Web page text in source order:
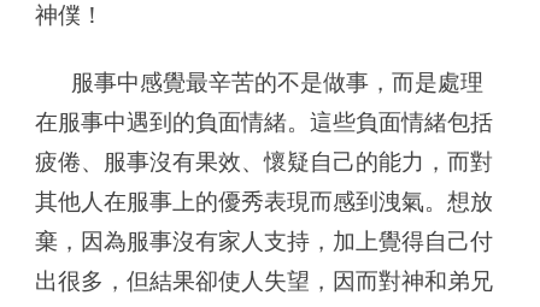
神僕！
服事中感覺最辛苦的不是做事，而是處理
在服事中遇到的負面情緒。這些負面情緒包括
疲倦、服事沒有果效、懷疑自己的能力，而對
其他人在服事上的優秀表現而感到洩氣。想放
棄，因為服事沒有家人支持，加上覺得自己付
出很多，但結果卻使人失望，因而對神和弟兄